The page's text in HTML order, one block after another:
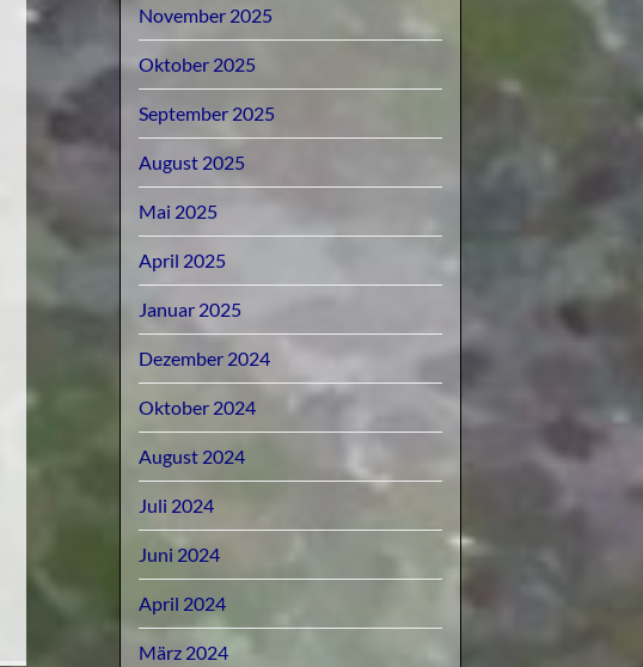
November 2025
Oktober 2025
September 2025
August 2025
Mai 2025
April 2025
Januar 2025
Dezember 2024
Oktober 2024
August 2024
Juli 2024
Juni 2024
April 2024
März 2024